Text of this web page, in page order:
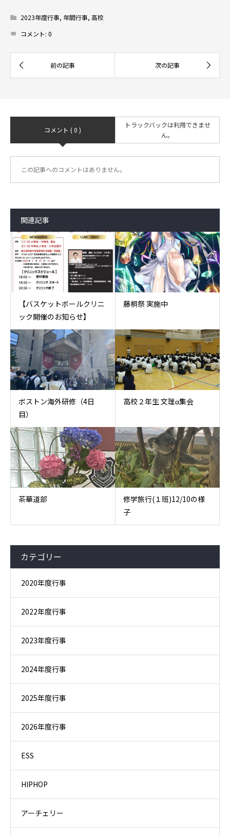
2023年度行事, 年間行事, 高校
コメント: 0
コメント ( 0 )
トラックバックは利用できませ
ん。
この記事へのコメントはありません。
関連記事
【バスケットボールクリニ
ック開催のお知らせ】
藤桐祭 実施中
ボストン海外研修（4日
目）
高校２年生 文理α集会
茶華道部
修学旅行(１班)12/10の様
子
カテゴリー
2020年度行事
2022年度行事
2023年度行事
2024年度行事
2025年度行事
2026年度行事
ESS
HIPHOP
アーチェリー